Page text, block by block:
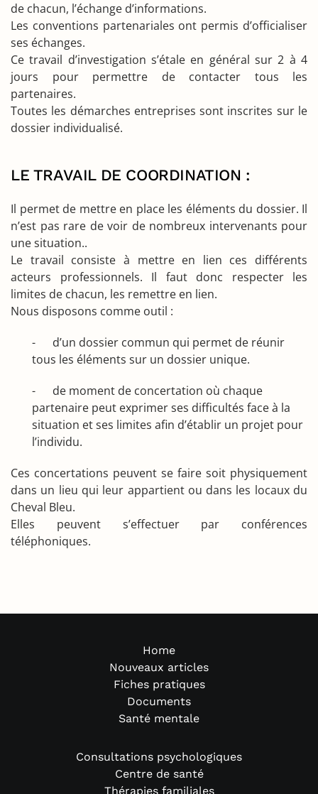
de chacun, l’échange d’informations.
Les conventions partenariales ont permis d’officialiser
ses échanges.
Ce travail d’investigation s’étale en général sur 2 à 4
jours pour permettre de contacter tous les
partenaires.
Toutes les démarches entreprises sont inscrites sur le
dossier individualisé.
LE TRAVAIL DE COORDINATION :
Il permet de mettre en place les éléments du dossier. Il
n’est pas rare de voir de nombreux intervenants pour
une situation..
Le travail consiste à mettre en lien ces différents
acteurs professionnels. Il faut donc respecter les
limites de chacun, les remettre en lien.
Nous disposons comme outil :
- d’un dossier commun qui permet de réunir
tous les éléments sur un dossier unique.
- de moment de concertation où chaque
partenaire peut exprimer ses difficultés face à la
situation et ses limites afin d’établir un projet pour
l’individu.
Ces concertations peuvent se faire soit physiquement
dans un lieu qui leur appartient ou dans les locaux du
Cheval Bleu.
Elles peuvent s’effectuer par conférences
téléphoniques.
Home
Nouveaux articles
Fiches pratiques
Documents
Santé mentale
Consultations psychologiques
Centre de santé
Thérapies familiales